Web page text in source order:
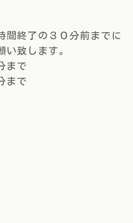
間終了の３０分前までに
い致します。
まで
まで